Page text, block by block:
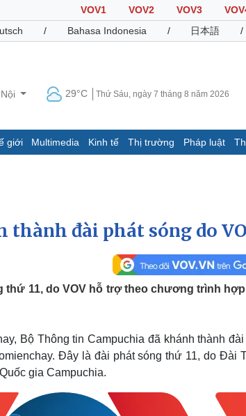
VOV1 VOV2 VOV3
/ Bahasa Indonesia / 日本語 /
29°C Thứ Sáu, ngày 7 tháng 8 năm 2026
giới Multimedia Kinh tế Thị trường Pháp luật
ấn VOV
sự - Quốc phòng
tích
Thể thao
Thế giới thể thao
eSports
Hậu trường
đẹp
Sân khấu - Điện ảnh
thành đài phát sóng do
thứ 11, do VOV hỗ trợ theo chương trình
Bộ Thông tin Campuchia đã khánh thành
Đây là đài phát sóng thứ 11, do Đài
gia Campuchia.